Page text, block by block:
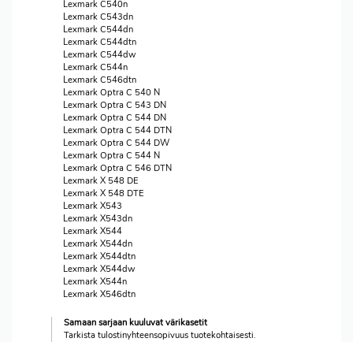
Lexmark C540n
Lexmark C543dn
Lexmark C544dn
Lexmark C544dtn
Lexmark C544dw
Lexmark C544n
Lexmark C546dtn
Lexmark Optra C 540 N
Lexmark Optra C 543 DN
Lexmark Optra C 544 DN
Lexmark Optra C 544 DTN
Lexmark Optra C 544 DW
Lexmark Optra C 544 N
Lexmark Optra C 546 DTN
Lexmark X 548 DE
Lexmark X 548 DTE
Lexmark X543
Lexmark X543dn
Lexmark X544
Lexmark X544dn
Lexmark X544dtn
Lexmark X544dw
Lexmark X544n
Lexmark X546dtn
Samaan sarjaan kuuluvat värikasetit
Tarkista tulostinyhteensopivuus tuotekohtaisesti.